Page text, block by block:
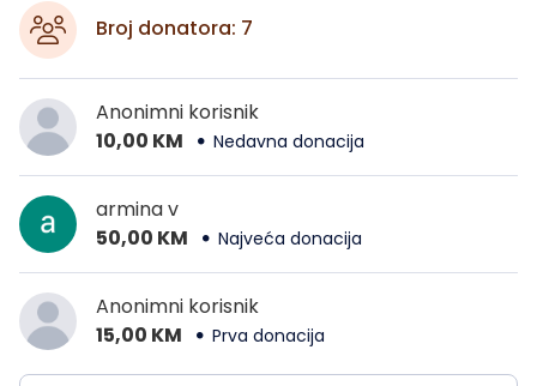
Broj donatora: 7
Anonimni korisnik
10,00 KM
Nedavna donacija
armina v
50,00 KM
Najveća donacija
Anonimni korisnik
15,00 KM
Prva donacija